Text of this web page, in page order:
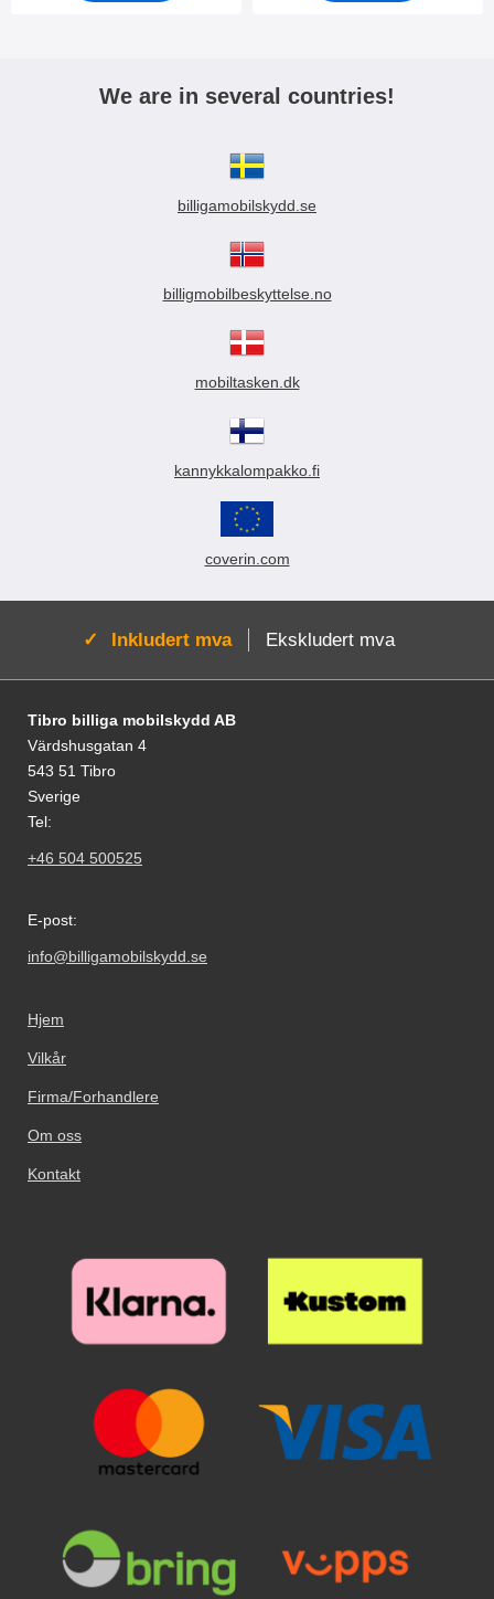
We are in several countries!
billigamobilskydd.se
billigmobilbeskyttelse.no
mobiltasken.dk
kannykkalompakko.fi
coverin.com
Aktiv:
Inkludert mva Ekskludert mva
Footer-innhold Blandet informasjon og
Tibro billiga mobilskydd AB
Värdshusgatan 4
543 51 Tibro
Sverige
Tel:
+46 504 500525
E-post:
info@billigamobilskydd.se
Hjem
Vilkår
Firma/Forhandlere
Om oss
Kontakt